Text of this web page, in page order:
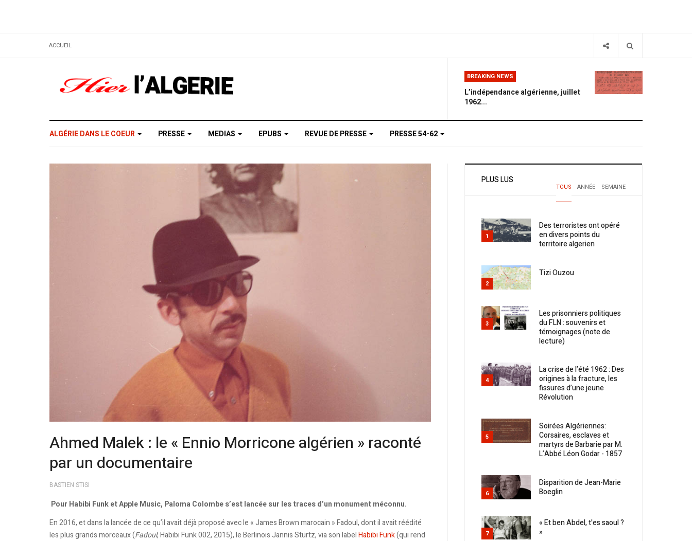
ACCUEIL
BREAKING NEWS
L’indépendance algérienne, juillet
1962...
ALGÉRIE DANS LE COEUR PRESSE MEDIAS EPUBS REVUE DE PRESSE PRESSE 54-62
Ahmed Malek : le « Ennio Morricone algérien » raconté
par un documentaire
BASTIEN STISI
Pour Habibi Funk et Apple Music, Paloma Colombe s’est lancée sur les traces d’un monument méconnu.
En 2016, et dans la lancée de ce qu’il avait déjà proposé avec le « James Brown marocain » Fadoul, dont il avait réédité
les plus grands morceaux (Fadoul, Habibi Funk 002, 2015), le Berlinois Jannis Stürtz, via son labelHabibi Funk(qui rend
PLUS LUS
TOUS ANNÉE SEMAINE
1
Des terroristes ont opéré
en divers points du
territoire algerien
2
Tizi Ouzou
3
Les prisonniers politiques
du FLN : souvenirs et
témoignages (note de
lecture)
4
La crise de l’été 1962 : Des
origines à la fracture, les
fissures d’une jeune
Révolution
5
Soirées Algériennes:
Corsaires, esclaves et
martyrs de Barbarie par M.
L’Abbé Léon Godar - 1857
6
Disparition de Jean-Marie
Boeglin
7
« Et ben Abdel, t'es saoul ?
»